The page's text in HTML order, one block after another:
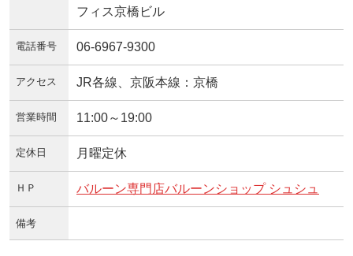
フィス京橋ビル
電話番号 06-6967-9300
アクセス JR各線、京阪本線：京橋
営業時間 11:00～19:00
定休日 月曜定休
ＨＰ バルーン専門店バルーンショップ シュシュ
備考